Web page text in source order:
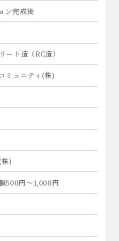
ン完成後
ート造（RC造）
ミュニティ(株)
)
500円～1,000円